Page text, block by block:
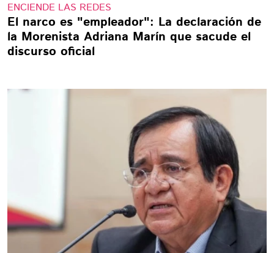
ENCIENDE LAS REDES
El narco es "empleador": La declaración de
la Morenista Adriana Marín que sacude el
discurso oficial